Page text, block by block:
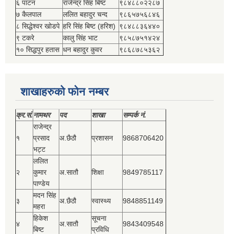
६ पाटन राजेन्द्र सिंह बिष्‍ट
९८४८८०२२८७
७ कैलपाल
ललित बहादुर चन्द
९८६५७५६८४६
८ सिद्धेश्‍वर खोडपे हरि सिंह बिष्‍ट (हरिश) ९८४८८३६४४०
९ टकरे
कालु सिंह भाट
९८५८७५१४२४
१० सिद्धपुर हतास धन बहादुर कुवर ९८६८७८५३६२
शाखाहरुको फोन नम्बर
क्र.सं.नामथर पद शाखा सम्‍पर्क नं.
१
राजेन्द्र
प्रसाद
भट्ट
अ.छैठौ प्रशासन 9868706420
२
ललित
कुमार
पाण्डेय
अ.सातौ शिक्षा 9849785117
३
मदन सिंह
महरा
अ.छैठौ स्वास्थ्य 9848851149
४
हिकेश
बिष्‍ट
अ.सातौ
सूचना
प्रविधि
9843409548